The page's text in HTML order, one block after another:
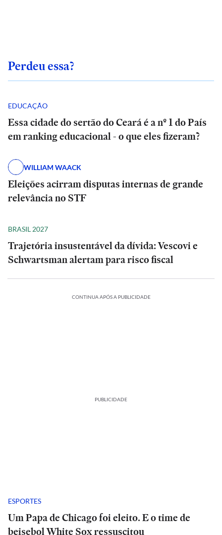
Perdeu essa?
EDUCAÇÃO
Essa cidade do sertão do Ceará é a nº 1 do País
em ranking educacional - o que eles fizeram?
WILLIAM WAACK
Eleições acirram disputas internas de grande
relevância no STF
BRASIL 2027
Trajetória insustentável da dívida: Vescovi e
Schwartsman alertam para risco fiscal
CONTINUA APÓS A PUBLICIDADE
PUBLICIDADE
ESPORTES
Um Papa de Chicago foi eleito. E o time de
beisebol White Sox ressuscitou